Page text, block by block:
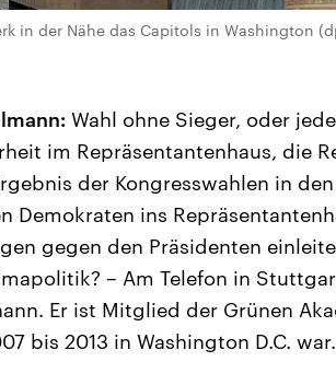
in der Nähe das Capitols in Washington
Wahl ohne Sieger, oder
im Repräsentantenhaus, die
der Kongresswahlen in
Demokraten ins
gegen den Präsidenten
– Am Telefon in
Er ist Mitglied der Grünen
bis 2013 in Washington D.C.